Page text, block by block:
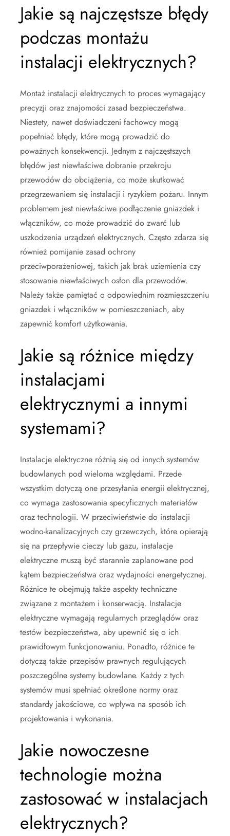
Jakie są najczęstsze błędy
podczas montażu
instalacji elektrycznych?
Montaż instalacji elektrycznych to proces wymagający
precyzji oraz znajomości zasad bezpieczeństwa.
Niestety, nawet doświadczeni fachowcy mogą
popełniać błędy, które mogą prowadzić do
poważnych konsekwencji. Jednym z najczęstszych
błędów jest niewłaściwe dobranie przekroju
przewodów do obciążenia, co może skutkować
przegrzewaniem się instalacji i ryzykiem pożaru. Innym
problemem jest niewłaściwe podłączenie gniazdek i
włączników, co może prowadzić do zwarć lub
uszkodzenia urządzeń elektrycznych. Często zdarza się
również pomijanie zasad ochrony
przeciwporażeniowej, takich jak brak uziemienia czy
stosowanie niewłaściwych osłon dla przewodów.
Należy także pamiętać o odpowiednim rozmieszczeniu
gniazdek i włączników w pomieszczeniach, aby
zapewnić komfort użytkowania.
Jakie są różnice między
instalacjami
elektrycznymi a innymi
systemami?
Instalacje elektryczne różnią się od innych systemów
budowlanych pod wieloma względami. Przede
wszystkim dotyczą one przesyłania energii elektrycznej,
co wymaga zastosowania specyficznych materiałów
oraz technologii. W przeciwieństwie do instalacji
wodno-kanalizacyjnych czy grzewczych, które opierają
się na przepływie cieczy lub gazu, instalacje
elektryczne muszą być starannie zaplanowane pod
kątem bezpieczeństwa oraz wydajności energetycznej.
Różnice te obejmują także aspekty techniczne
związane z montażem i konserwacją. Instalacje
elektryczne wymagają regularnych przeglądów oraz
testów bezpieczeństwa, aby upewnić się o ich
prawidłowym funkcjonowaniu. Ponadto, różnice te
dotyczą także przepisów prawnych regulujących
poszczególne systemy budowlane. Każdy z tych
systemów musi spełniać określone normy oraz
standardy jakościowe, co wpływa na sposób ich
projektowania i wykonania.
Jakie nowoczesne
technologie można
zastosować w instalacjach
elektrycznych?